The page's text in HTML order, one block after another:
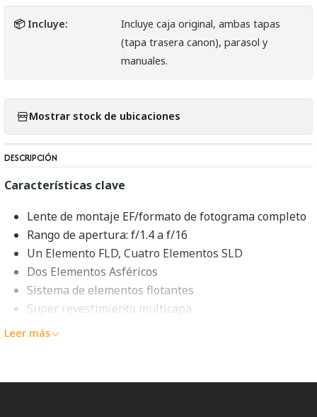
📦 Incluye:
Incluye caja original, ambas tapas
(tapa trasera canon), parasol y
manuales.
Mostrar stock de ubicaciones
DESCRIPCIÓN
Características clave
Lente de montaje EF/formato de fotograma completo
Rango de apertura: f/1.4 a f/16
Un Elemento FLD, Cuatro Elementos SLD
Dos Elementos Asféricos
Sistema de elementos flotantes
Super revestimiento multicapa
Motor AF Hyper Sonic, anulación manual
Leer más